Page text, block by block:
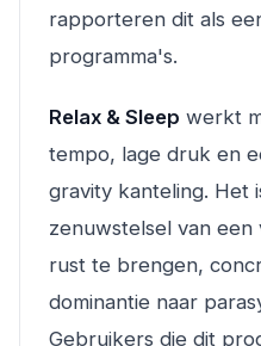
rapporteren dit als
programma's.
Relax & Sleep werkt
tempo, lage druk en
gravity kanteling. Het
zenuwstelsel van
rust te brengen,
dominantie naar
Gebruikers die dit